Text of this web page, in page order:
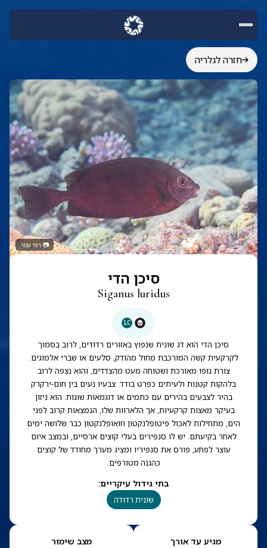
חזרה לגלריה
📷רפי עמר
סיכן הדי
Siganus luridus
LC
סיכן הדי הוא דג שונית שנפוץ באזורים רדודים, לרוב בסמוך
לקרקעית קשה המורכבת מחול מהודק, סלעים או שברי אלמוגים.
צורת גופו מאורכת ושטוחה מעט מהצדדים, והוא נצפה לרוב
בלהקות קטנות ולעיתים כפרט בודד. צבעיו נעים בין חום-ירקרק
בהיר לצבעים בהירים עם כתמים או דוגמאות שונות. הוא ניזון
בעיקר מאצות קרקעיות, אך הלארוות שלו, הנמצאות קרוב לפני
הים, מתחילות לאכול פיטופלנקטון וזואופלנקטון כבר שלושה ימים
לאחר בקיעתם. יש לו סנפירים בעלי קוצים ארסיים, ובמצב איום
עוצר לפתע, פורס את סנפיריו ומציג מערך מחודד של קוצים
כהגנה מטורפים.
בתי גידול עיקריים:
שונית רדודה
מגיע עד אורך מצב שימור